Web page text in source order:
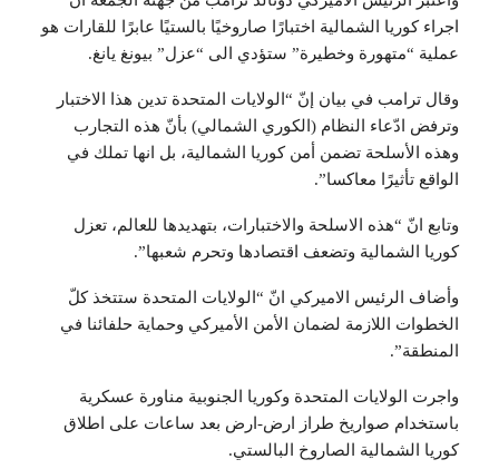
اجراء كوريا الشمالية اختبارًا صاروخيًا بالستيًا عابرًا للقارات هو
عملية “متهورة وخطيرة” ستؤدي الى “عزل” بيونغ يانغ.
وقال ترامب في بيان إنّ “الولايات المتحدة تدين هذا الاختبار
وترفض ادّعاء النظام (الكوري الشمالي) بأنّ هذه التجارب
وهذه الأسلحة تضمن أمن كوريا الشمالية، بل انها تملك في
الواقع تأثيرًا معاكسا”.
وتابع انّ “هذه الاسلحة والاختبارات، بتهديدها للعالم، تعزل
كوريا الشمالية وتضعف اقتصادها وتحرم شعبها”.
وأضاف الرئيس الاميركي انّ “الولايات المتحدة ستتخذ كلّ
الخطوات اللازمة لضمان الأمن الأميركي وحماية حلفائنا في
المنطقة”.
واجرت الولايات المتحدة وكوريا الجنوبية مناورة عسكرية
باستخدام صواريخ طراز ارض-ارض بعد ساعات على اطلاق
كوريا الشمالية الصاروخ البالستي.